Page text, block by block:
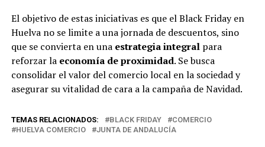
El objetivo de estas iniciativas es que el Black Friday en
Huelva no se limite a una jornada de descuentos, sino
que se convierta en una estrategia integralpara
reforzar la economía de proximidad. Se busca
consolidar el valor del comercio local en la sociedad y
asegurar su vitalidad de cara a la campaña de Navidad.
TEMAS RELACIONADOS: BLACK FRIDAY
COMERCIO
HUELVA COMERCIO
JUNTA DE ANDALUCÍA